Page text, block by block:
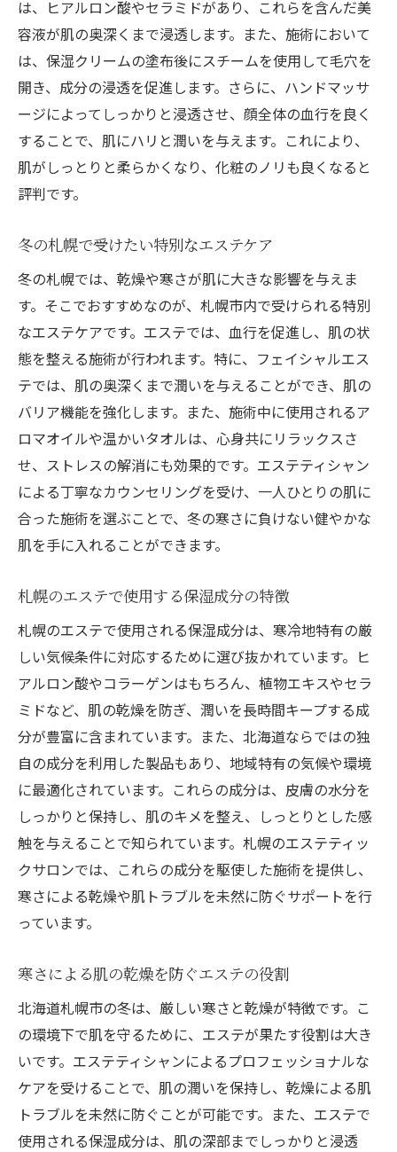
は、ヒアルロン酸やセラミドがあり、これらを含んだ美
容液が肌の奥深くまで浸透します。また、施術において
は、保湿クリームの塗布後にスチームを使用して毛穴を
開き、成分の浸透を促進します。さらに、ハンドマッサ
ージによってしっかりと浸透させ、顔全体の血行を良く
することで、肌にハリと潤いを与えます。これにより、
肌がしっとりと柔らかくなり、化粧のノリも良くなると
評判です。
冬の札幌で受けたい特別なエステケア
冬の札幌では、乾燥や寒さが肌に大きな影響を与えま
す。そこでおすすめなのが、札幌市内で受けられる特別
なエステケアです。エステでは、血行を促進し、肌の状
態を整える施術が行われます。特に、フェイシャルエス
テでは、肌の奥深くまで潤いを与えることができ、肌の
バリア機能を強化します。また、施術中に使用されるア
ロマオイルや温かいタオルは、心身共にリラックスさ
せ、ストレスの解消にも効果的です。エステティシャン
による丁寧なカウンセリングを受け、一人ひとりの肌に
合った施術を選ぶことで、冬の寒さに負けない健やかな
肌を手に入れることができます。
札幌のエステで使用する保湿成分の特徴
札幌のエステで使用される保湿成分は、寒冷地特有の厳
しい気候条件に対応するために選び抜かれています。ヒ
アルロン酸やコラーゲンはもちろん、植物エキスやセラ
ミドなど、肌の乾燥を防ぎ、潤いを長時間キープする成
分が豊富に含まれています。また、北海道ならではの独
自の成分を利用した製品もあり、地域特有の気候や環境
に最適化されています。これらの成分は、皮膚の水分を
しっかりと保持し、肌のキメを整え、しっとりとした感
触を与えることで知られています。札幌のエステティッ
クサロンでは、これらの成分を駆使した施術を提供し、
寒さによる乾燥や肌トラブルを未然に防ぐサポートを行
っています。
寒さによる肌の乾燥を防ぐエステの役割
北海道札幌市の冬は、厳しい寒さと乾燥が特徴です。こ
の環境下で肌を守るために、エステが果たす役割は大き
いです。エステティシャンによるプロフェッショナルな
ケアを受けることで、肌の潤いを保持し、乾燥による肌
トラブルを未然に防ぐことが可能です。また、エステで
使用される保湿成分は、肌の深部までしっかりと浸透